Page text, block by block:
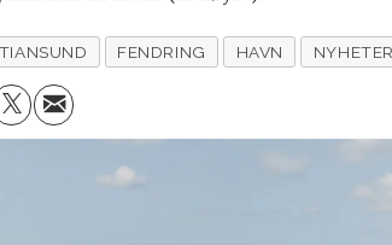
FENDRING HAVN NYHETER